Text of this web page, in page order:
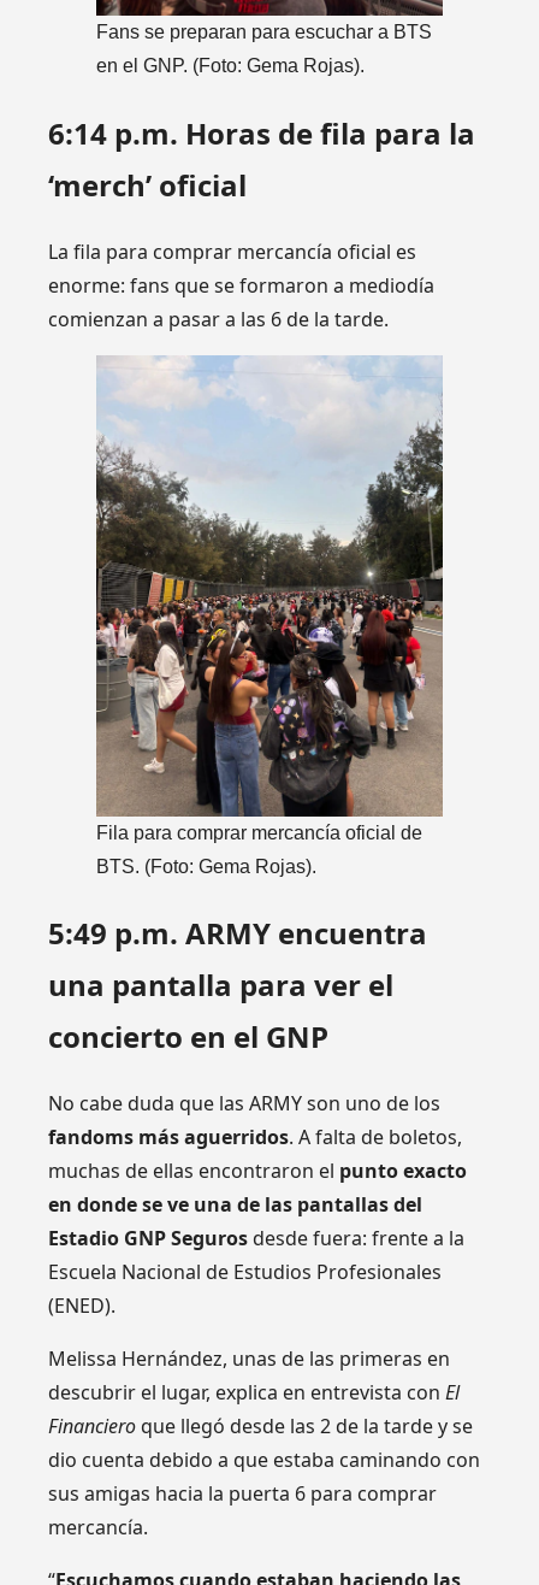
Fans se preparan para escuchar a BTS
en el GNP. (Foto: Gema Rojas).
6:14 p.m. Horas de fila para la
‘merch’ oficial
La fila para comprar mercancía oficial es
enorme: fans que se formaron a mediodía
comienzan a pasar a las 6 de la tarde.
Fila para comprar mercancía oficial de
BTS. (Foto: Gema Rojas).
5:49 p.m. ARMY encuentra
una pantalla para ver el
concierto en el GNP
No cabe duda que las ARMY son uno de los
fandoms más aguerridos. A falta de boletos,
muchas de ellas encontraron el punto exacto
en donde se ve una de las pantallas del
Estadio GNP Segurosdesde fuera: frente a la
Escuela Nacional de Estudios Profesionales
(ENED).
Melissa Hernández, unas de las primeras en
descubrir el lugar, explica en entrevista conEl
Financieroque llegó desde las 2 de la tarde y se
dio cuenta debido a que estaba caminando con
sus amigas hacia la puerta 6 para comprar
mercancía.